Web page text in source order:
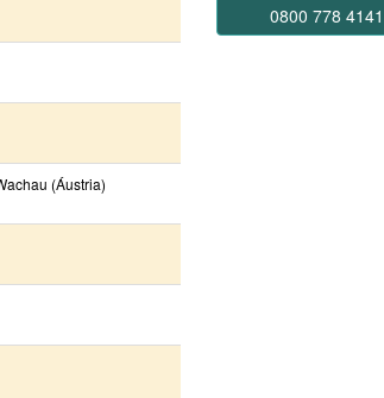
(Áustria)
0800 778 4141